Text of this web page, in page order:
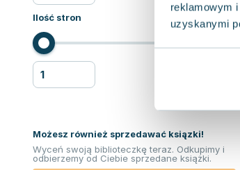
reklamowym
uzyskanymi
Ilość stron
Możesz również sprzedawać ksiązki!
Wyceń swoją biblioteczkę teraz. Odkupimy i
odbierzemy od Ciebie sprzedane książki.